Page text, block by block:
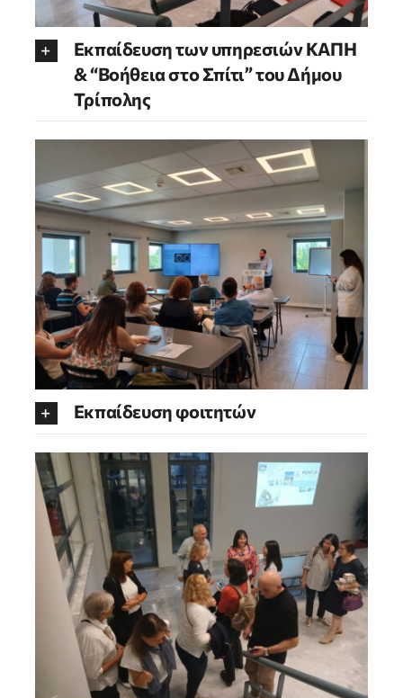
Εκπαίδευση των υπηρεσιών ΚΑΠΗ
& “Βοήθεια στο Σπίτι” του Δήμου
Τρίπολης
Εκπαίδευση φοιτητών